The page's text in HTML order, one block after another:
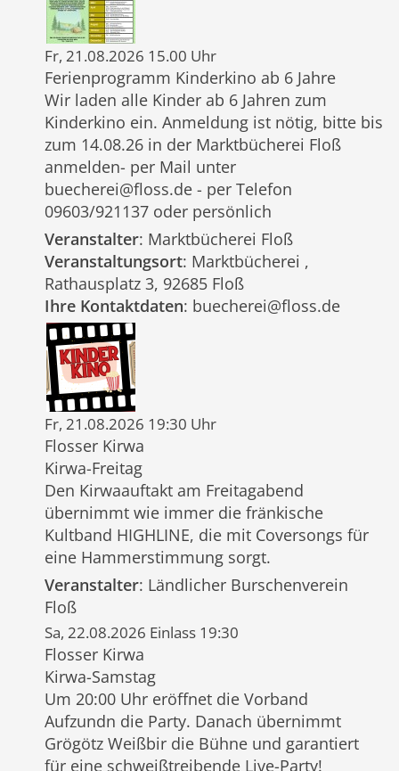
Fr, 21.08.2026 15.00 Uhr
Ferienprogramm Kinderkino ab 6 Jahre
Wir laden alle Kinder ab 6 Jahren zum
Kinderkino ein. Anmeldung ist nötig, bitte bis
zum 14.08.26 in der Marktbücherei Floß
anmelden- per Mail unter
buecherei@floss.de - per Telefon
09603/921137 oder persönlich
Veranstalter: Marktbücherei Floß
Veranstaltungsort: Marktbücherei ,
Rathausplatz 3, 92685 Floß
Ihre Kontaktdaten: buecherei@floss.de
Fr, 21.08.2026 19:30 Uhr
Flosser Kirwa
Kirwa-Freitag
Den Kirwaauftakt am Freitagabend
übernimmt wie immer die fränkische
Kultband HIGHLINE, die mit Coversongs für
eine Hammerstimmung sorgt.
Veranstalter: Ländlicher Burschenverein
Floß
Sa, 22.08.2026 Einlass 19:30
Flosser Kirwa
Kirwa-Samstag
Um 20:00 Uhr eröffnet die Vorband
Aufzundn die Party. Danach übernimmt
Grögötz Weißbir die Bühne und garantiert
für eine schweißtreibende Live-Party!